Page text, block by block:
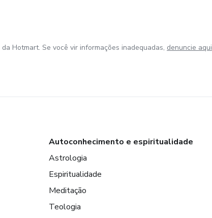
Hotmart. Se você vir informações inadequadas, denuncie aqui
Autoconhecimento e espiritualidade
Astrologia
Espiritualidade
Meditação
Teologia